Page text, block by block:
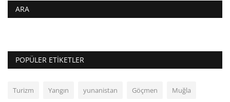
ARA
POPÜLER ETIKETLER
Turizm Yangın yunanistan Göçmen Muğla